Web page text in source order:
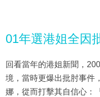
01年選港姐全因
回看當年的港姐新聞，
境，當時更爆出批肘事件
娜，從而打擊其自信心：